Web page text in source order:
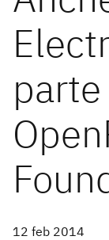
12 feb 2014